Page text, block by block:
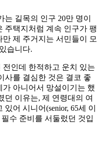
길목의 인구 20만 명이
주택지처럼 계속 인구가 팽
제 주거지는 서민들이 모
습니다.
인데 한적하고 운치 있는
사를 결심한 것은 결코 좋
아니어서 망설이기는 했
던 이유는, 제 연령대의 여
어 시니어(senior, 65세 이
수 준비를 서둘렀던 것입